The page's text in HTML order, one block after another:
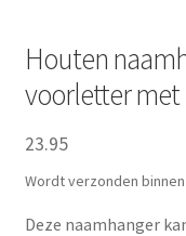
Verlichting
Cadeautjes
Houten
voorletter
23.95
Wordt verzonden
Deze naamhanger